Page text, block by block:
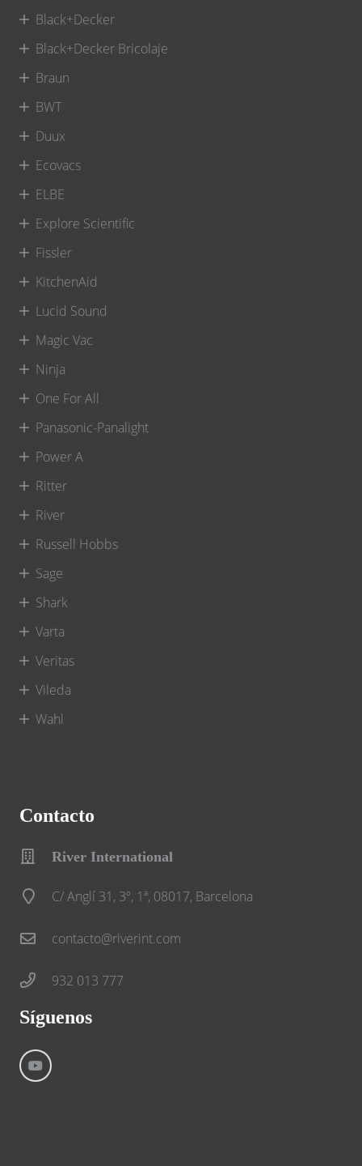
Black+Decker
Black+Decker Bricolaje
Braun
BWT
Duux
Ecovacs
ELBE
Explore Scientific
Fissler
KitchenAid
Lucid Sound
Magic Vac
Ninja
One For All
Panasonic-Panalight
Power A
Ritter
River
Russell Hobbs
Sage
Shark
Varta
Veritas
Vileda
Wahl
Contacto
River International
C/ Anglí 31, 3º, 1ª, 08017, Barcelona
contacto@riverint.com
932 013 777
Síguenos